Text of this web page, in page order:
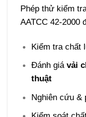
Phép thử kiểm
AATCC 42-2000
Kiểm tra
Đánh giávải
thuật
Nghiên cứu &